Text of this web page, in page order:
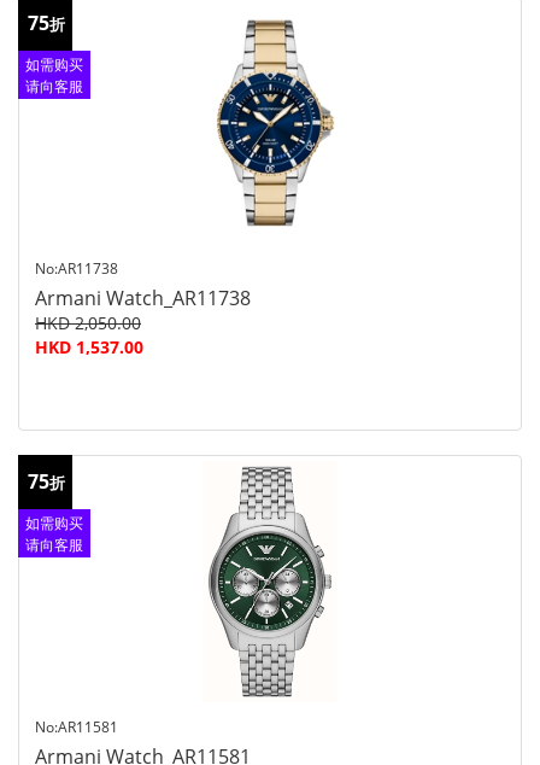
75折
如需购买
请向客服
No:AR11738
Armani Watch_AR11738
HKD 2,050.00
HKD 1,537.00
75折
如需购买
请向客服
No:AR11581
Armani Watch_AR11581